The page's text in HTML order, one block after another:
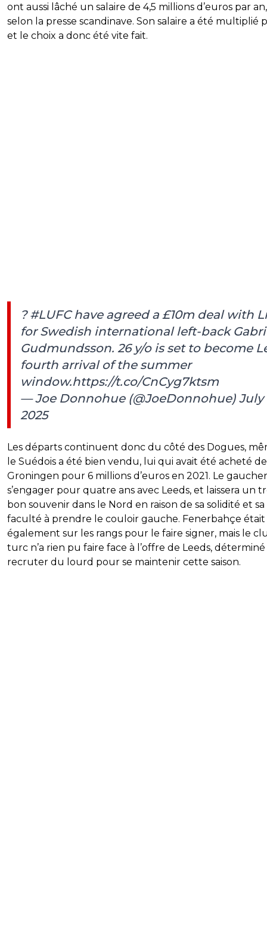
ont aussi lâché un salaire de 4,5 millions d’euros par an,
selon la presse scandinave. Son salaire a été multiplié
et le choix a donc été vite fait.
?#LUFChave agreed a £10m deal with
for Swedish international left-back
Gudmundsson. 26 y/o is set to become
fourth arrival of the summer
window.https://t.co/CnCyg7ktsm
— Joe Donnohue (@JoeDonnohue) July
2025
Les départs continuent donc du côté des Dogues,
le Suédois a été bien vendu, lui qui avait été acheté de
Groningen pour 6 millions d’euros en 2021. Le
s’engager pour quatre ans avec Leeds, et laissera un
bon souvenir dans le Nord en raison de sa solidité et sa
faculté à prendre le couloir gauche. Fenerbahçe était
également sur les rangs pour le faire signer, mais le
turc n’a rien pu faire face à l’offre de Leeds, déterminé
recruter du lourd pour se maintenir cette saison.